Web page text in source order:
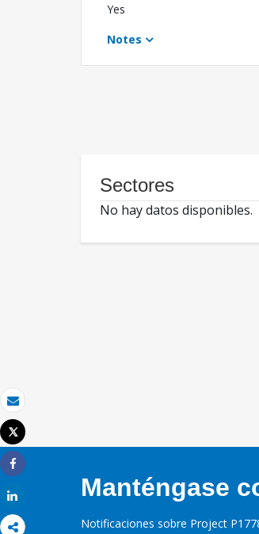
Correo electrónico
Imprimir
Tweet
Share
Yes
Notes
Sectores
No hay datos disponibles.
Manténgase
Notificaciones sobre Project